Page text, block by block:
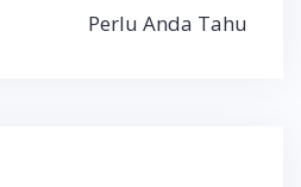
Perlu Anda Tahu